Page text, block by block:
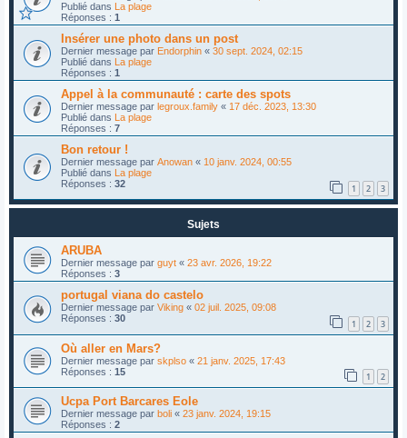
Publié dans La plage
Réponses : 1
Insérer une photo dans un post
Dernier message par Endorphin « 30 sept. 2024, 02:15
Publié dans La plage
Réponses : 1
Appel à la communauté : carte des spots
Dernier message par legroux.family « 17 déc. 2023, 13:30
Publié dans La plage
Réponses : 7
Bon retour !
Dernier message par Anowan « 10 janv. 2024, 00:55
Publié dans La plage
Réponses : 32 1 2 3
Sujets
ARUBA
Dernier message par guyt « 23 avr. 2026, 19:22
Réponses : 3
portugal viana do castelo
Dernier message par Viking « 02 juil. 2025, 09:08
Réponses : 30 1 2 3
Où aller en Mars?
Dernier message par skplso « 21 janv. 2025, 17:43
Réponses : 15 1 2
Ucpa Port Barcares Eole
Dernier message par boli « 23 janv. 2024, 19:15
Réponses : 2